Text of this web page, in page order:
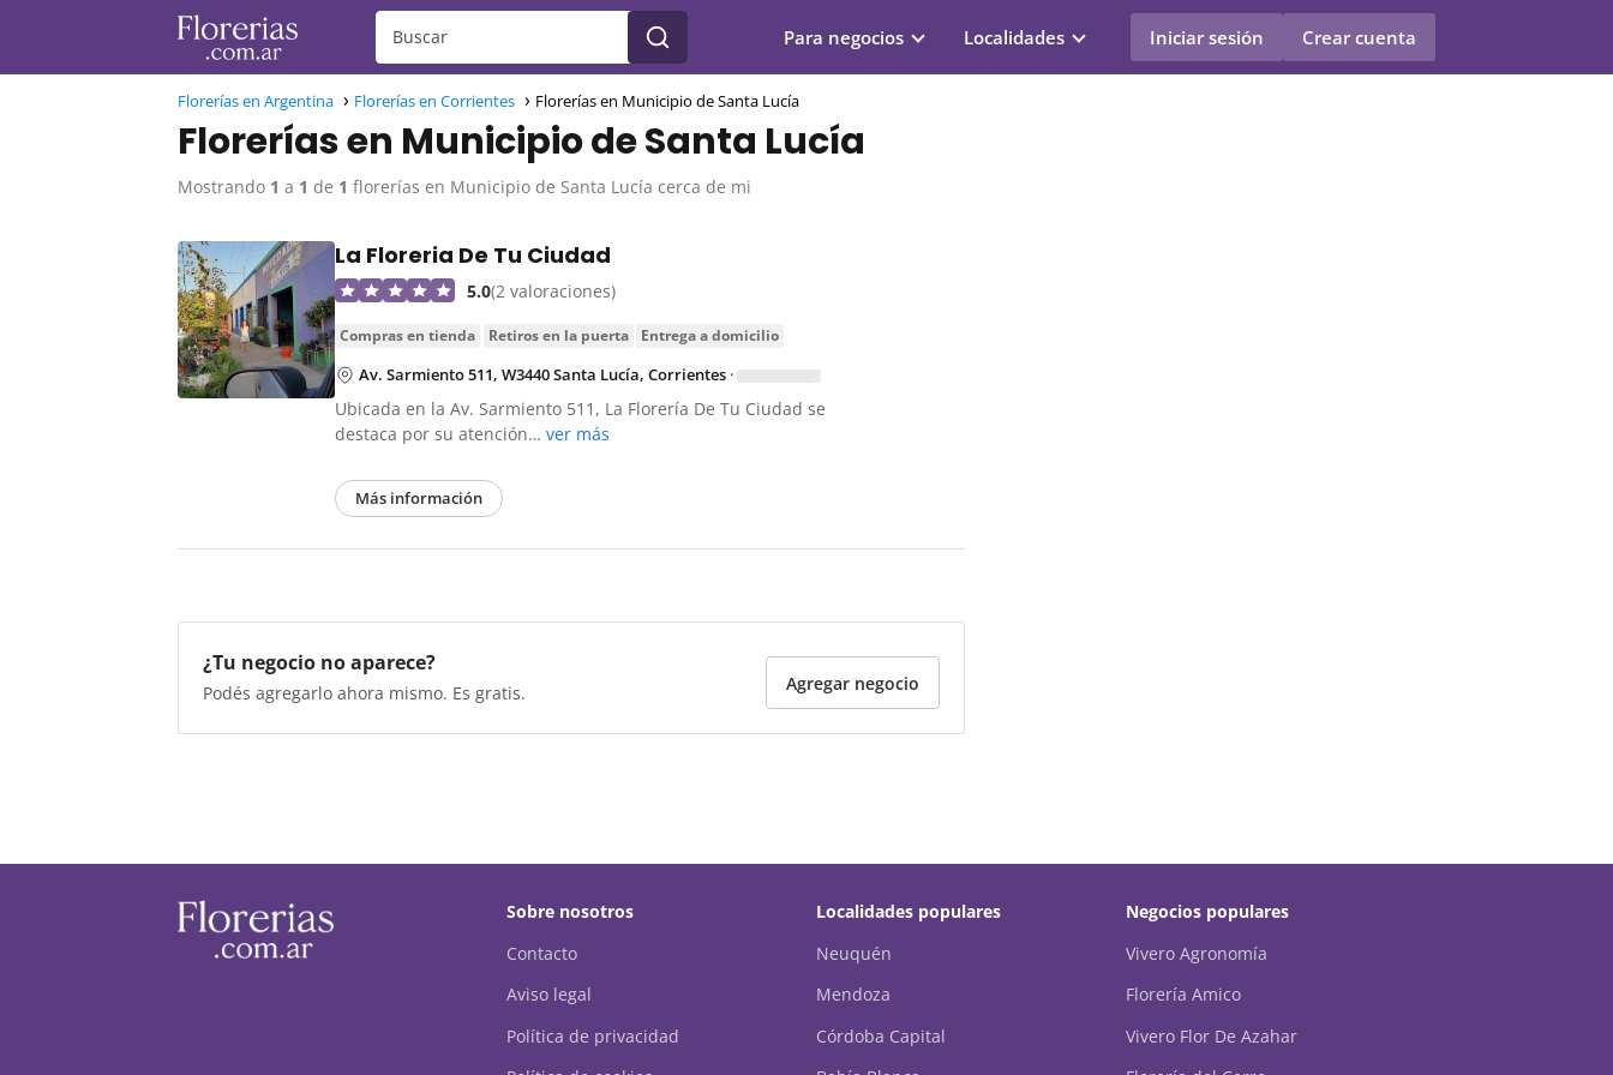
Para negocios Localidades Iniciar sesión Crear cuenta
Florerías en Argentina Florerías en Corrientes Florerías en Municipio de Santa Lucía
Florerías en Municipio de Santa Lucía
Mostrando 1 a 1 de 1 florerías en Municipio de Santa Lucía cerca de mi
La Floreria De Tu Ciudad
5.0(2 valoraciones)
compras en tienda retiros en la puerta entrega a domicilio
Av. Sarmiento 511, W3440 Santa Lucía, Corrientes ·
Ubicada en la Av. Sarmiento 511, La Florería De Tu Ciudad se
destaca por su atención…ver más
Más información
¿Tu negocio no aparece?
Podés agregarlo ahora mismo. Es gratis. Agregar negocio
Sobre nosotros
Contacto
Aviso legal
Política de privacidad
Localidades populares
Neuquén
Mendoza
Córdoba Capital
Negocios populares
Vivero Agronomía
Florería Amico
Vivero Flor De Azahar